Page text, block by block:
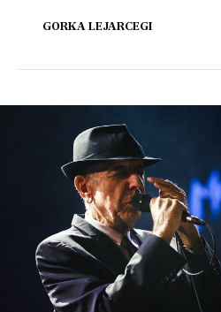
GORKA LEJARCEGI